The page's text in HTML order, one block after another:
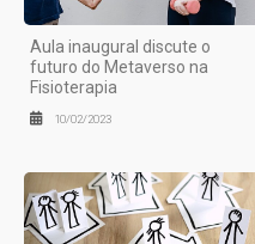
Aula inaugural discute o
futuro do Metaverso na
Fisioterapia
10/02/2023